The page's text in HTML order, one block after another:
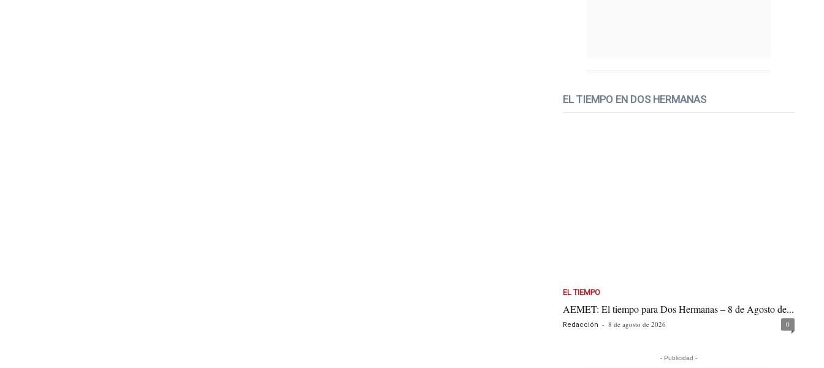
EL TIEMPO EN DOS HERMANAS
EL TIEMPO
AEMET: El tiempo para Dos Hermanas – 8 de Agosto de...
Redacción - 8 de agosto de 2026 0
- Publicidad -